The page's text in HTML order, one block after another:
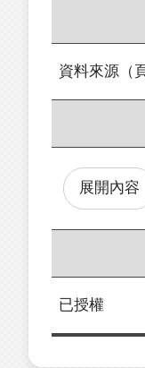
資料來源（
展開內容
已授權